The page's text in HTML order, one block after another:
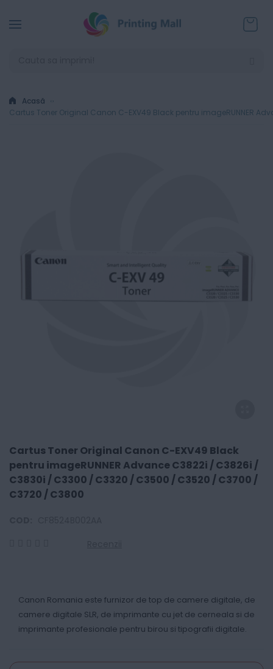
Acasă
Cartus Toner Original Canon C-EXV49 Black pentru imageRUNNER
Cartus Toner Original Canon C-EXV49 Black
pentru imageRUNNER Advance C3822i / C3826i /
C3830i / C3300 / C3320 / C3500 / C3520 / C3700 /
C3720 / C3800
Canon Romania este furnizor de top de camere digitale, de
camere digitale SLR, de imprimante cu jet de cerneala si de
imprimante profesionale pentru birou si tipografii digitale.